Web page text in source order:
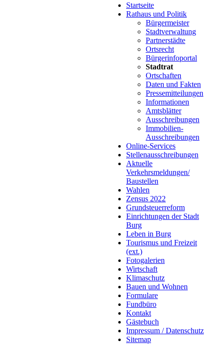
Startseite
Rathaus und Politik
Bürgermeister
Stadtverwaltung
Partnerstädte
Ortsrecht
Bürgerinfoportal
Stadtrat
Ortschaften
Daten und Fakten
Pressemitteilungen
Informationen
Amtsblätter
Ausschreibungen
Immobilien-
Ausschreibungen
Online-Services
Stellenausschreibungen
Aktuelle
Verkehrsmeldungen/
Baustellen
Wahlen
Zensus 2022
Grundsteuerreform
Einrichtungen der Stadt
Burg
Leben in Burg
Tourismus und Freizeit
(ext.)
Fotogalerien
Wirtschaft
Klimaschutz
Bauen und Wohnen
Formulare
Fundbüro
Kontakt
Gästebuch
Impressum / Datenschutz
Sitemap